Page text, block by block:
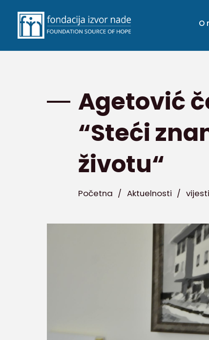
O
Agetović
“Steći
životu“
Početna / Aktuelnosti / vijesti